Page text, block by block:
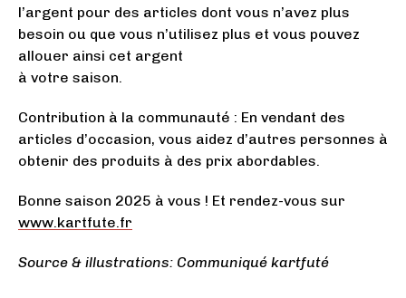
l’argent pour des articles dont vous n’avez plus
besoin ou que vous n’utilisez plus et vous pouvez
allouer ainsi cet argent
à votre saison.
Contribution à la communauté : En vendant des
articles d’occasion, vous aidez d’autres personnes à
obtenir des produits à des prix abordables.
Bonne saison 2025 à vous ! Et rendez-vous sur
www.kartfute.fr
Source & illustrations: Communiqué kartfuté